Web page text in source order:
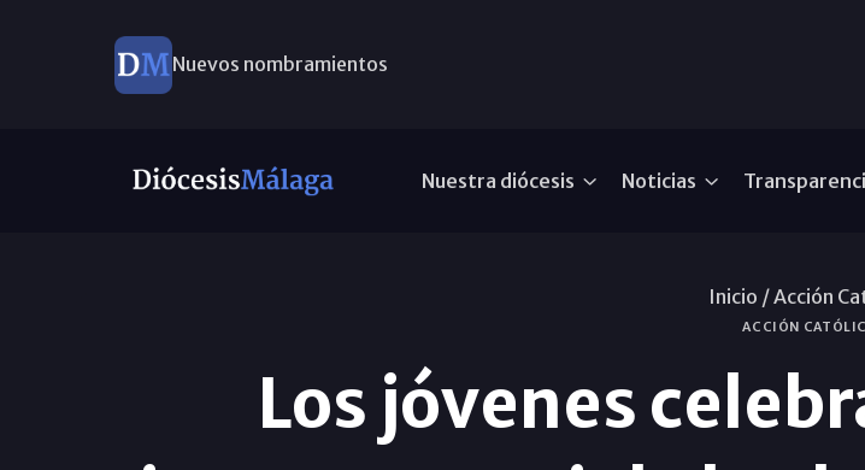
Nuevos nombramientos
Nuestra diócesis Noticias
Inicio /Acción
ACCIÓN
Los jóvenes